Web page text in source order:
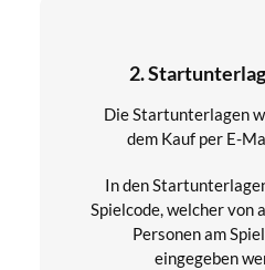
2.
Die Startunterlagen
dem Kauf per E-
In den
Spielcode, welcher von
Personen am
eingegeben